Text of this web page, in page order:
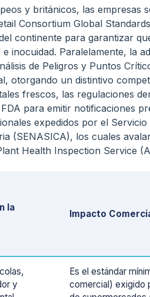
y británicos, las empresas
Consortium Global
continente para garantizar
inocuidad. Paralelamente, la
de Peligros y Puntos
otorgando un distintivo
frescos, las regulaciones
para emitir notificaciones
expedidos por el Servicio
(SENASICA), los cuales
Health Inspection Service
la
Impacto
y
Es el estándar
comercial) exigido